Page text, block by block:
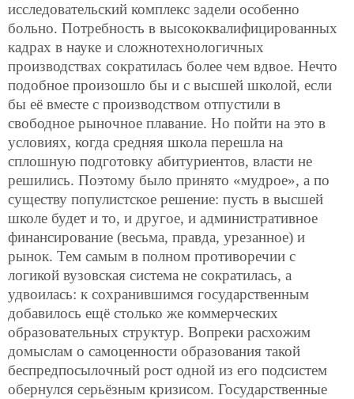
исследовательский комплекс задели особенно
больно. Потребность в высококвалифицированных
кадрах в науке и сложнотехнологичных
производствах сократилась более чем вдвое. Нечто
подобное произошло бы и с высшей школой, если
бы её вместе с производством отпустили в
свободное рыночное плавание. Но пойти на это в
условиях, когда средняя школа перешла на
сплошную подготовку абитуриентов, власти не
решились. Поэтому было принято «мудрое», а по
существу популистское решение: пусть в высшей
школе будет и то, и другое, и административное
финансирование (весьма, правда, урезанное) и
рынок. Тем самым в полном противоречии с
логикой вузовская система не сократилась, а
удвоилась: к сохранившимся государственным
добавилось ещё столько же коммерческих
образовательных структур. Вопреки расхожим
домыслам о самоценности образования такой
беспредпосылочный рост одной из его подсистем
обернулся серьёзным кризисом. Государственные